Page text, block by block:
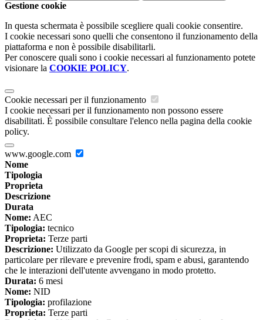
Gestione cookie
In questa schermata è possibile scegliere quali cookie consentire.
I cookie necessari sono quelli che consentono il funzionamento della
piattaforma e non è possibile disabilitarli.
Per conoscere quali sono i cookie necessari al funzionamento potete
visionare la COOKIE POLICY.
Cookie necessari per il funzionamento
I cookie necessari per il funzionamento non possono essere
disabilitati. È possibile consultare l'elenco nella pagina della cookie
policy.
www.google.com
Nome
Tipologia
Proprieta
Descrizione
Durata
Nome: AEC
Tipologia: tecnico
Proprieta: Terze parti
Descrizione: Utilizzato da Google per scopi di sicurezza, in
particolare per rilevare e prevenire frodi, spam e abusi, garantendo
che le interazioni dell'utente avvengano in modo protetto.
Durata: 6 mesi
Nome: NID
Tipologia: profilazione
Proprieta: Terze parti